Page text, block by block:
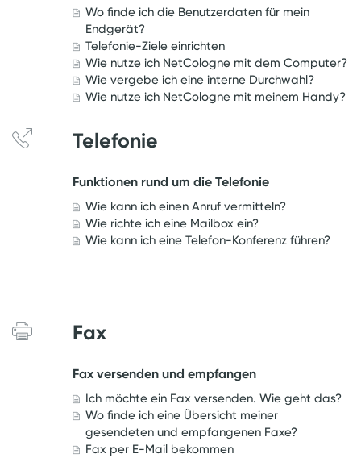
Wo finde ich die Benutzerdaten für mein
Endgerät?
Telefonie-Ziele einrichten
Wie nutze ich NetCologne mit dem Computer?
Wie vergebe ich eine interne Durchwahl?
Wie nutze ich NetCologne mit meinem Handy?
Telefonie
Funktionen rund um die Telefonie
Wie kann ich einen Anruf vermitteln?
Wie richte ich eine Mailbox ein?
Wie kann ich eine Telefon-Konferenz führen?
Fax
Fax versenden und empfangen
Ich möchte ein Fax versenden. Wie geht das?
Wo finde ich eine Übersicht meiner
gesendeten und empfangenen Faxe?
Fax per E-Mail bekommen